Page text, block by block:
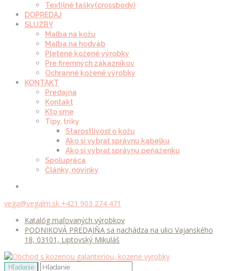
Textilné tašky(crossbody)
DOPREDAJ
SLUŽBY
Maľba na kožu
Maľba na hodváb
Pletené kožené výrobky
Pre firemných zákazníkov
Ochranné kožené výrobky
KONTAKT
Predajňa
Kontakt
Kto sme
Tipy, triky
Starostlivosť o kožu
Ako si vybrať správnu kabelku
Ako si vybrať správnu peňaženku
Spolupráca
Články, novinky
vega@vegalm.sk +421 903 274 471
Katalóg maľovaných výrobkov
PODNIKOVÁ PREDAJŇA sa nachádza na ulici Vajanského
18, 03101, Liptovský Mikuláš